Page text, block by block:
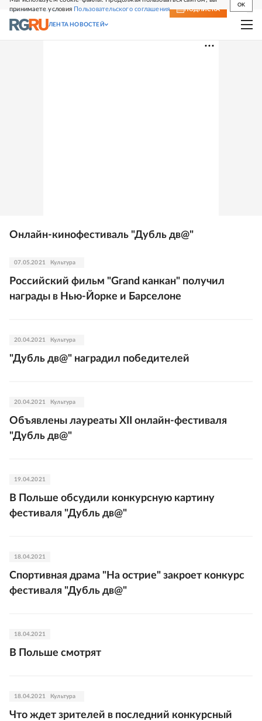
принимаете условия Пользовательского соглашения
OK
СВЕЖИЙ НОМЕР ПОДПИСКА
ЛЕНТА НОВОСТЕЙ
Онлайн-кинофестиваль "Дубль дв@"
07.05.2021 Культура
Российский фильм "Grand канкан" получил
награды в Нью-Йорке и Барселоне
20.04.2021 Культура
"Дубль дв@" наградил победителей
20.04.2021 Культура
Объявлены лауреаты XII онлайн-фестиваля
"Дубль дв@"
19.04.2021
В Польше обсудили конкурсную картину
фестиваля "Дубль дв@"
18.04.2021
Спортивная драма "На острие" закроет конкурс
фестиваля "Дубль дв@"
18.04.2021
В Польше смотрят
18.04.2021 Культура
Что ждет зрителей в последний конкурсный